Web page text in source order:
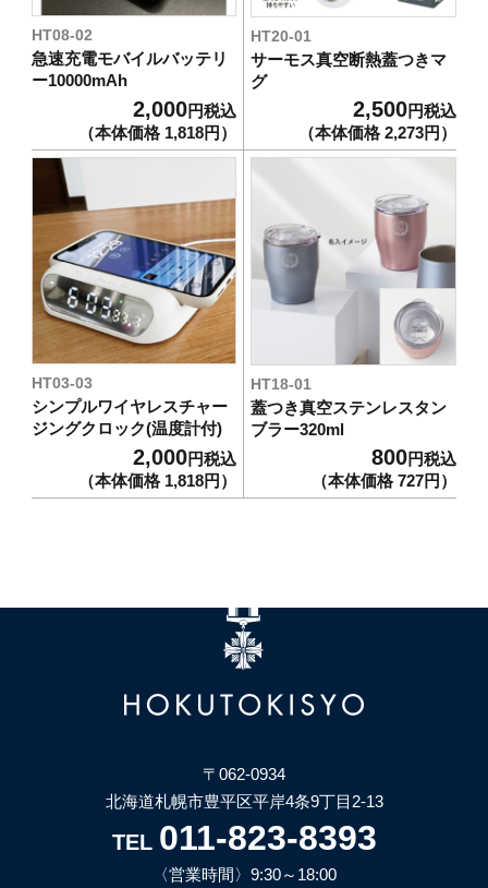
周年記念品の選び方
このサイトの使い方
取り扱い商品一覧
会社概要
お問合せ・資料請求
TEL011-823-8393
〈営業時間〉9:30～18:00
〈定休日〉日祝・一部土曜日
HT08-02
急速充電モバイルバッテリ
ー10000mAh
2,000円税込
（本体価格 1,818円）
HT20-01
サーモス真空断熱蓋つきマ
グ
2,500円税込
（本体価格 2,273円）
HT03-03
シンプルワイヤレスチャー
ジングクロック(温度計付)
2,000円税込
（本体価格 1,818円）
HT18-01
蓋つき真空ステンレスタン
ブラー320ml
800円税込
（本体価格 727円）
充電器
日用雑貨
電波時計
フォトフレーム電波時計
ワイヤレスチャージングクロック
モバイルバッテリー
USBメモリ
災害用グッズ
〒062-0934
北海道札幌市豊平区平岸4条9丁目2-13
TEL 011-823-8393
〈営業時間〉9:30～18:00